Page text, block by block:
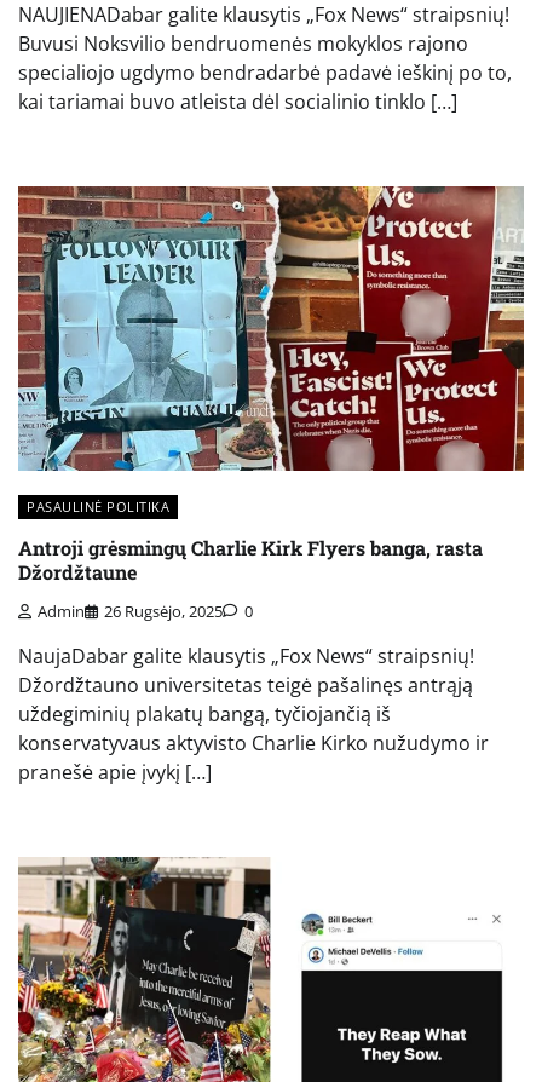
NAUJIENADabar galite klausytis „Fox News“ straipsnių!
Buvusi Noksvilio bendruomenės mokyklos rajono
specialiojo ugdymo bendradarbė padavė ieškinį po to,
kai tariamai buvo atleista dėl socialinio tinklo […]
PASAULINĖ POLITIKA
Antroji grėsmingų Charlie Kirk Flyers banga, rasta
Džordžtaune
Admin 26 Rugsėjo, 2025 0
NaujaDabar galite klausytis „Fox News“ straipsnių!
Džordžtauno universitetas teigė pašalinęs antrąją
uždegiminių plakatų bangą, tyčiojančią iš
konservatyvaus aktyvisto Charlie Kirko nužudymo ir
pranešė apie įvykį […]